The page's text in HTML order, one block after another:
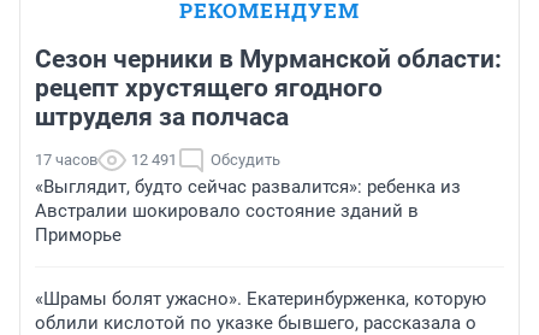
РЕКОМЕНДУЕМ
Сезон черники в Мурманской области:
рецепт хрустящего ягодного
штруделя за полчаса
17 часов 12 491 Обсудить
«Выглядит, будто сейчас развалится»: ребенка из
Австралии шокировало состояние зданий в
Приморье
«Шрамы болят ужасно». Екатеринбурженка, которую
облили кислотой по указке бывшего, рассказала о